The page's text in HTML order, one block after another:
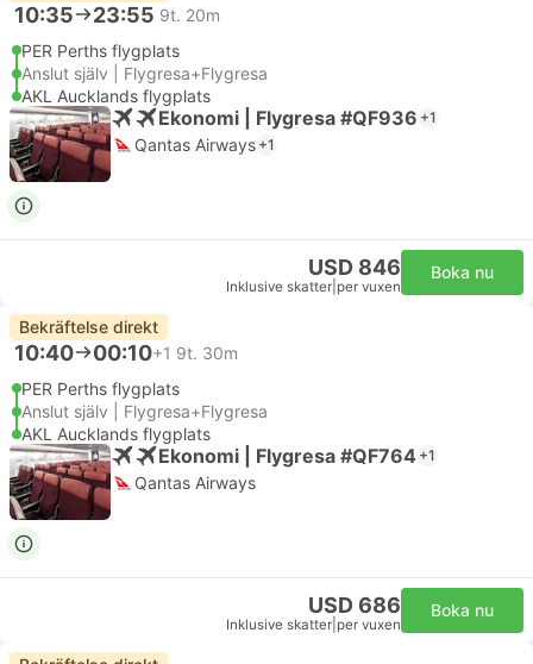
10:35 23:55 9t. 20m
PER Perths flygplats
Anslut själv | Flygresa+Flygresa
AKL Aucklands flygplats
Ekonomi | Flygresa #QF936 +1
Qantas Airways +1
USD 846
Inklusive skatter per vuxen
Boka nu
Bekräftelse direkt
10:40 00:10+1 9t. 30m
PER Perths flygplats
Anslut själv | Flygresa+Flygresa
AKL Aucklands flygplats
Ekonomi | Flygresa #QF764 +1
Qantas Airways
USD 686
Inklusive skatter per vuxen
Boka nu